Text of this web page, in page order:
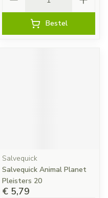
Bestel
Salvequick
Salvequick Animal Planet
Pleisters 20
€ 5,79